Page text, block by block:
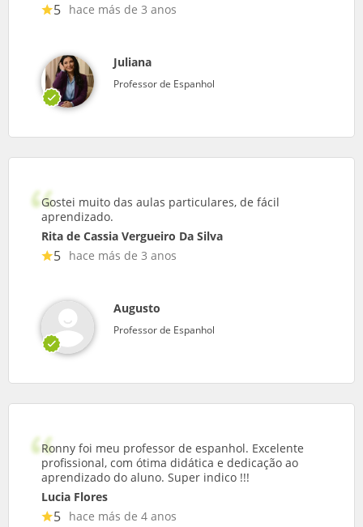
5 hace más de 3 anos
Juliana
Professor de Espanhol
Gostei muito das aulas particulares, de fácil
aprendizado.
Rita de Cassia Vergueiro Da Silva
5 hace más de 3 anos
Augusto
Professor de Espanhol
Ronny foi meu professor de espanhol. Excelente
profissional, com ótima didática e dedicação ao
aprendizado do aluno. Super indico !!!
Lucia Flores
5 hace más de 4 anos